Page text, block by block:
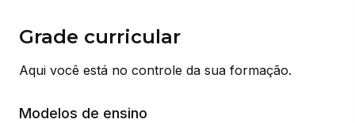
Grade curricular
Aqui você está no controle da sua formação.
Modelos de ensino